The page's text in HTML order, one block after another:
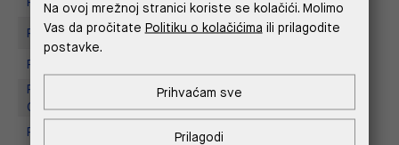
Replay store, Tower Centar
Replay Store, Supernova Zadar
Replay Outlet Store, Designer
Outlet Croatia
Replay Outlet Store, Split
Na ovoj mrežnoj stranici koriste se kolačići. Molimo
Vas da pročitate Politiku o kolačićima ili prilagodite
postavke.
Prilagodi
Prihvaćam sve